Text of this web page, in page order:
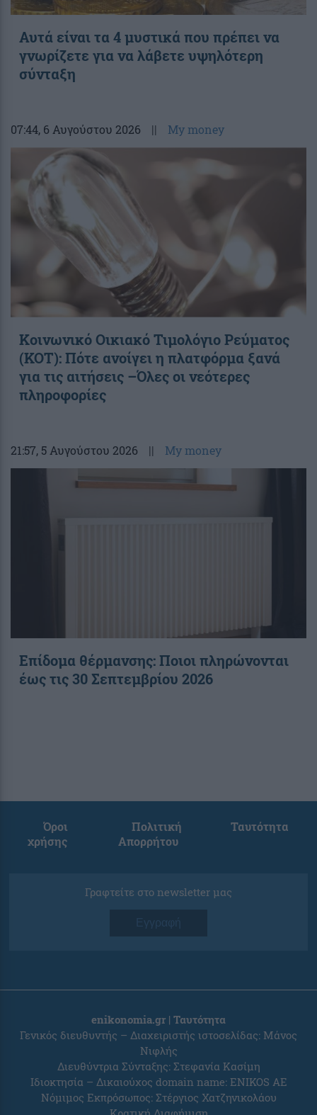
Αυτά είναι τα 4 μυστικά που πρέπει να
γνωρίζετε για να λάβετε υψηλότερη
σύνταξη
07:44, 6 Αυγούστου 2026 || My money
Κοινωνικό Οικιακό Τιμολόγιο Ρεύματος
(ΚΟΤ): Πότε ανοίγει η πλατφόρμα ξανά
για τις αιτήσεις –Όλες οι νεότερες
πληροφορίες
21:57, 5 Αυγούστου 2026 || My money
Επίδομα θέρμανσης: Ποιοι πληρώνονται
έως τις 30 Σεπτεμβρίου 2026
Όροι
χρήσης
Πολιτική
Απορρήτου
Ταυτότητα
Γραφτείτε στο newsletter μας
Εγγραφή
enikonomia.gr | Ταυτότητα
Γενικός διευθυντής – Διαχειριστής ιστοσελίδας: Μάνος
Νιφλής
Διευθύντρια Σύνταξης: Στεφανία Κασίμη
Ιδιοκτησία – Δικαιούχος domain name: ENIKOS AE
Νόμιμος Εκπρόσωπος: Στέργιος Χατζηνικολάου